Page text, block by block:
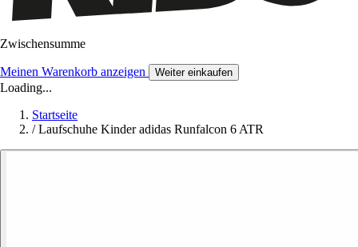
Zwischensumme
Meinen Warenkorb anzeigen Weiter einkaufen
Loading...
Startseite
/ Laufschuhe Kinder adidas Runfalcon 6 ATR